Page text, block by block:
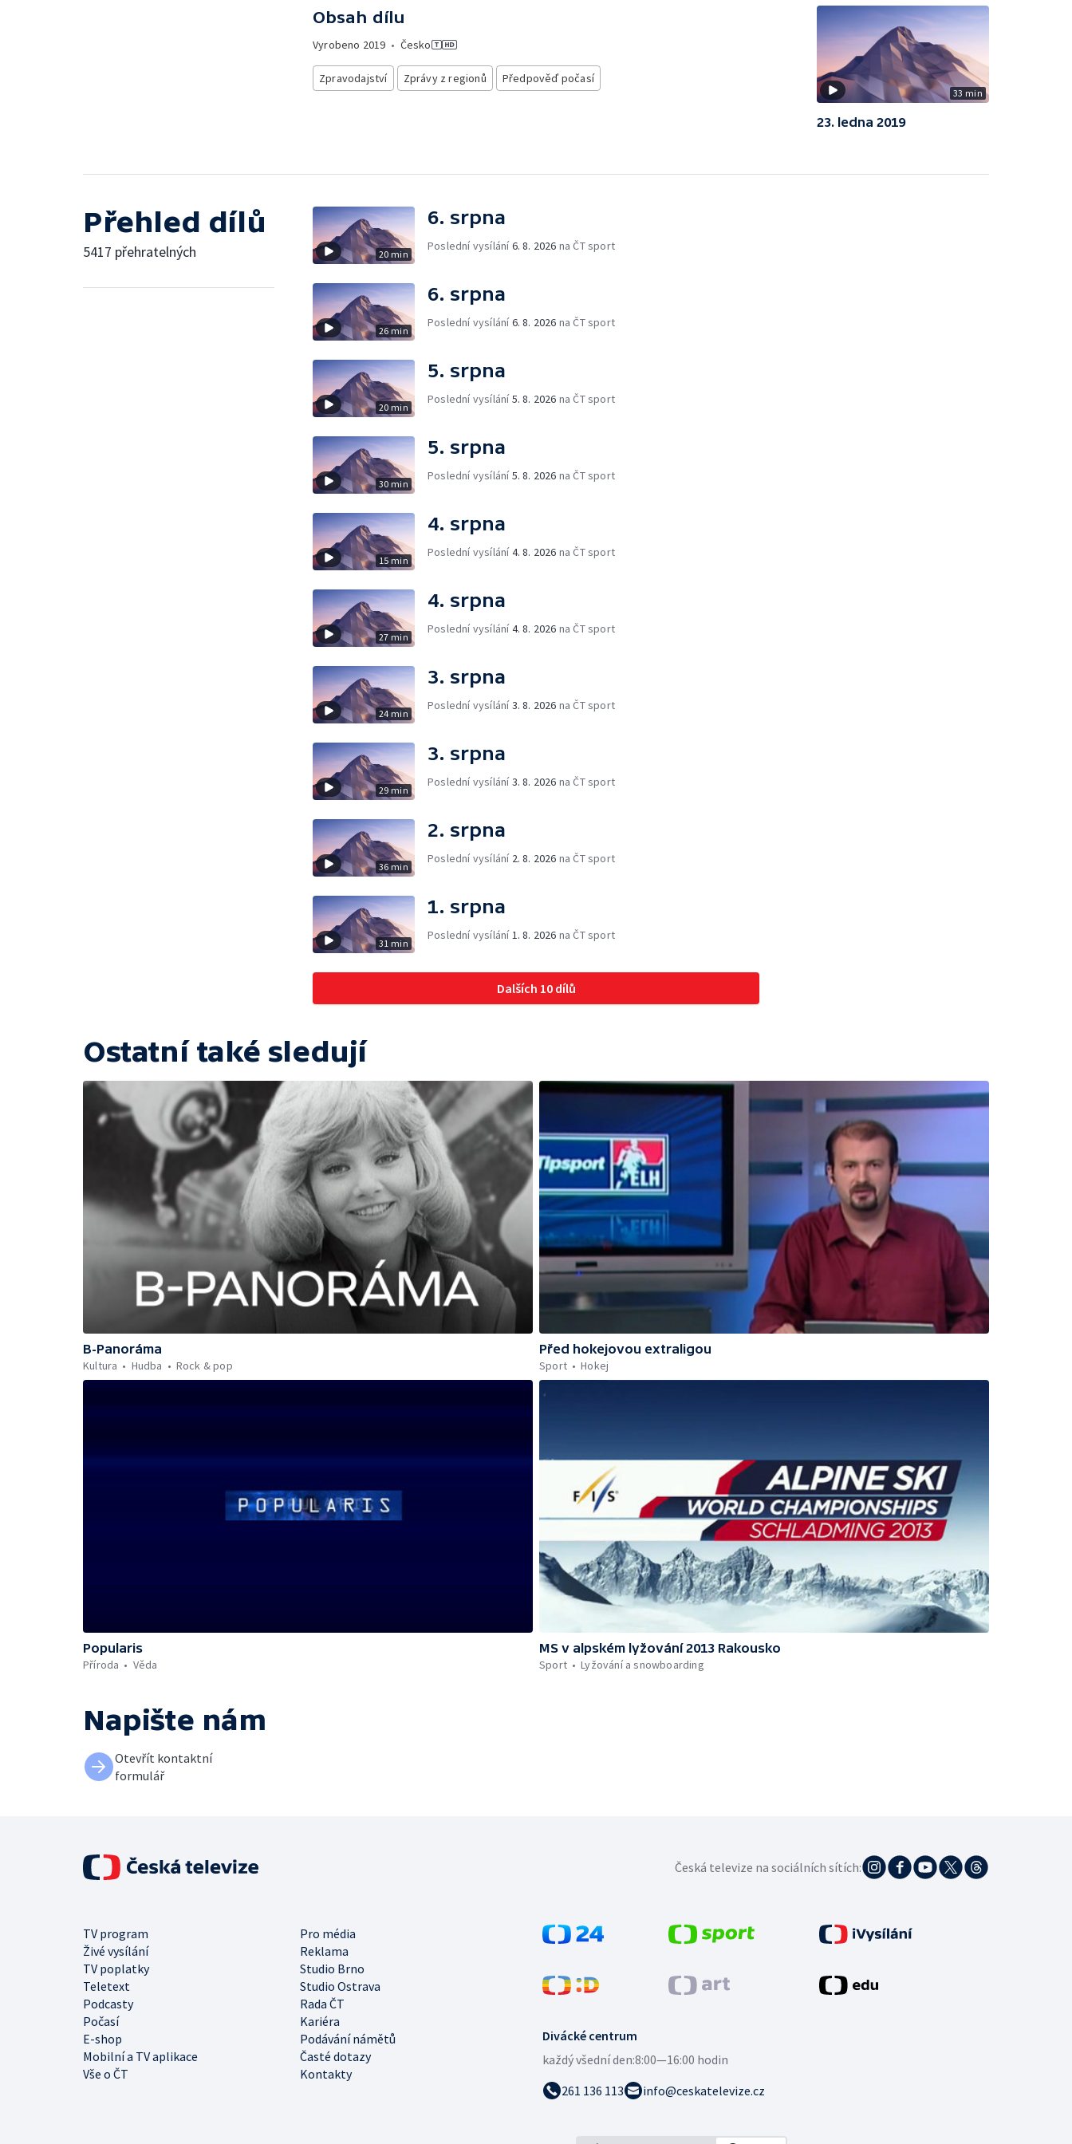
Obsah dílu
Vyrobeno 2019 • Česko
Zpravodajství Zprávy z regionů Předpověď počasí
33 min
23. ledna 2019
Přehled dílů
5417 přehratelných 20 min
6. srpna
Poslední vysílání6. 8. 2026 na ČT sport
26 min
6. srpna
Poslední vysílání6. 8. 2026 na ČT sport
20 min
5. srpna
Poslední vysílání5. 8. 2026 na ČT sport
30 min
5. srpna
Poslední vysílání5. 8. 2026 na ČT sport
15 min
4. srpna
Poslední vysílání4. 8. 2026 na ČT sport
27 min
4. srpna
Poslední vysílání4. 8. 2026 na ČT sport
24 min
3. srpna
Poslední vysílání3. 8. 2026 na ČT sport
29 min
3. srpna
Poslední vysílání3. 8. 2026 na ČT sport
36 min
2. srpna
Poslední vysílání 2. 8. 2026 na ČT sport
31 min
1. srpna
Poslední vysílání 1. 8. 2026 na ČT sport
Dalších 10 dílů
Ostatní také sledují
B-Panoráma
Kultura
Hudba Rock & pop
Před hokejovou extraligou
Sport
Hokej
Popularis
Příroda
Věda
MS v alpském lyžování 2013 Rakousko
Sport
Lyžování a snowboarding
Napište nám
Otevřít kontaktní
formulář
Divácké centrum
každý všední den:8:00—16:00 hodin
261 136 113
info@ceskatelevize.cz
TV program
Pro média
Živé vysílání
Reklama
TV poplatky
Studio Brno
Teletext
Studio Ostrava
Podcasty
Rada ČT
Počasí
Kariéra
E-shop
Podávání námětů
Mobilní a TV aplikace
Časté dotazy
Vše o ČT
Kontakty
Česká televize na sociálních sítích: